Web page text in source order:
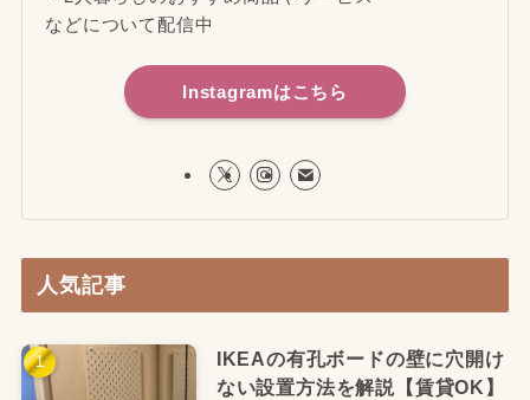
などについて配信中
Instagramはこちら
人気記事
IKEAの有孔ボードの壁に穴開け
ない設置方法を解説【賃貸OK】